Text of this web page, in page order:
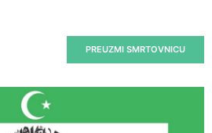
PREUZMI SMRTOVNICU